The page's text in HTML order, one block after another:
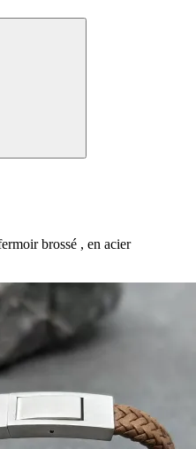
brossé , en acier